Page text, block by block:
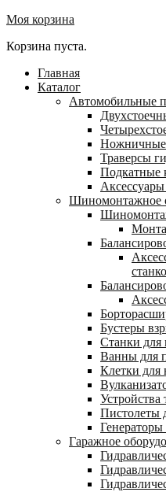
Моя корзина
Корзина пуста.
Главная
Каталог
Автомобильные
Ножничные
Траверсы
Подкатные
Шиномонтажное
Бустеры
Станки для
Ванны для
Клетки для
Устройства
Пистолеты
Генераторы
Гаражное